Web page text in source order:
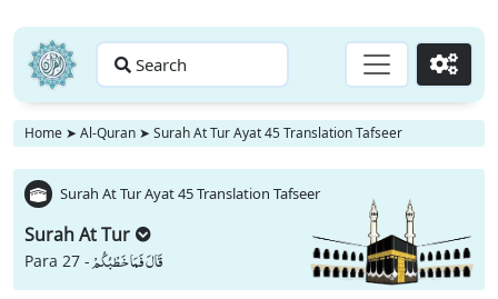
Search Go
Home ➤ Al-Quran ➤ Surah At Tur Ayat 45 Translation Tafseer
Surah At Tur Ayat 45 Translation Tafseer
Surah At Tur
Para 27 -قَالَ فَمَا خَطْبُكُمْ